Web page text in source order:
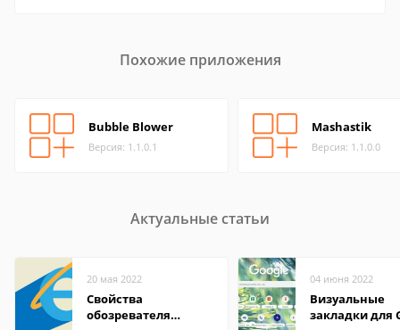
Похожие приложения
Bubble Blower
Версия: 1.1.0.1
Mashastik
Версия: 1.1.0.0
Актуальные статьи
20 мая 2022
Свойства
обозревателя
04 июня 2022
Визуальные
закладки для